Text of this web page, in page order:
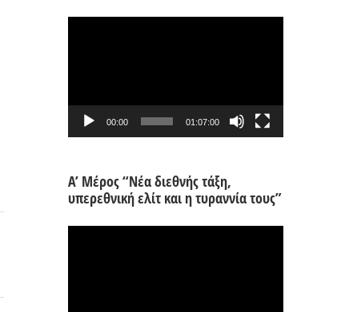
00:00 01:07:00
Α’ Μέρος “Νέα διεθνής τάξη,
υπερεθνική ελίτ και η τυραννία τους”